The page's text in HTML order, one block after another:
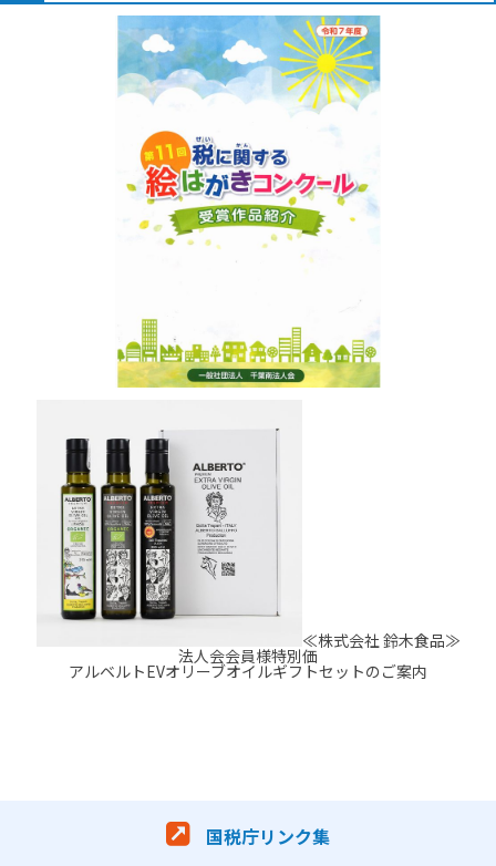
≪株式会社 鈴木食品≫
法人会会員様特別価
アルベルトEVオリーブオイルギフトセットのご案内
国税庁リンク集